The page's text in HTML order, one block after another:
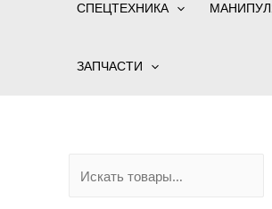
СПЕЦТЕХНИКА
ЗАПЧАСТИ